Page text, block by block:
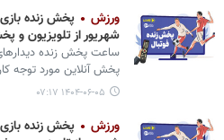
ورزش
شهریور از تلویزیون و
پخش آنلاین مورد توجه
۱۴۰۴-۰۶-۰۵ ۰۷:۱۷
ورزش